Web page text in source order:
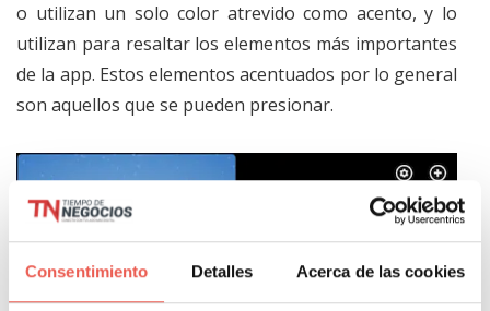
Consentimiento Detalles Acerca de las cookies
o utilizan un solo color atrevido como acento, y lo
utilizan para resaltar los elementos más importantes
de la app. Estos elementos acentuados por lo general
son aquellos que se pueden presionar.